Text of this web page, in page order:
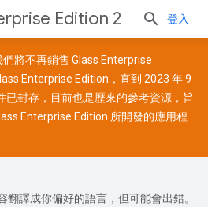
Edition 2 登入
將不再銷售 Glass Enterprise
Enterprise Edition，直到 2023 年 9
已封存，目前也是歷來的參考資源，旨
Enterprise Edition 所開發的應用程
翻譯成你偏好的語言，但可能會出錯。